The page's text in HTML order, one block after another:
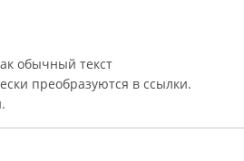
обычный текст
преобразуются в ссылки.